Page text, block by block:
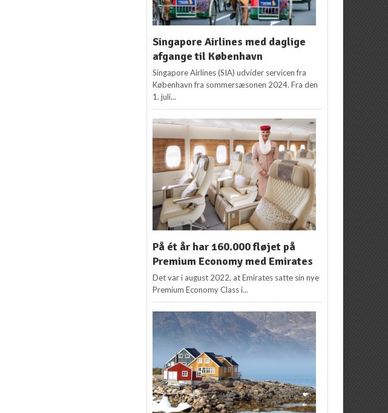
Singapore Airlines med daglige
afgange til København
Singapore Airlines (SIA) udvider servicen fra
København fra sommersæsonen 2024. Fra den
1. juli...
På ét år har 160.000 fløjet på
Premium Economy med Emirates
Det var i august 2022, at Emirates satte sin nye
Premium Economy Class i...